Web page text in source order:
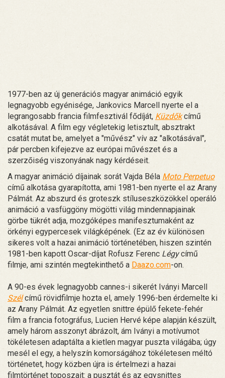
1977-ben az új generációs magyar animáció egyik
legnagyobb egyénisége, Jankovics Marcell nyerte el a
legrangosabb francia filmfesztivál fődíját, Küzdőkcímű
alkotásával. A film egy végletekig letisztult, absztrakt
csatát mutat be, amelyet a "művész" vív az "alkotásával",
pár percben kifejezve az európai művészet és a
szerzőiség viszonyának nagy kérdéseit.
A magyar animáció díjainak sorát Vajda Béla Moto Perpetuo
című alkotása gyarapította, ami 1981-ben nyerte el az Arany
Pálmát. Az abszurd és groteszk stíluseszközökkel operáló
animáció a vasfüggöny mögötti világ mindennapjainak
görbe tükrét adja, mozgóképes manifesztumaként az
örkényi egypercesek világképének. (Ez az év különösen
sikeres volt a hazai animáció történetében, hiszen szintén
1981-ben kapott Oscar-díjat Rofusz Ferenc Légycímű
filmje, ami szintén megtekinthető a Daazo.com-on.
A 90-es évek legnagyobb cannes-i sikerét Iványi Marcell
Szélcímű rövidfilmje hozta el, amely 1996-ben érdemelte ki
az Arany Pálmát. Az egyetlen snittre épülő fekete-fehér
film a francia fotográfus, Lucien Hervé képe alapján készült,
amely három asszonyt ábrázolt, ám Iványi a motívumot
tökéletesen adaptálta a kietlen magyar puszta világába; úgy
mesél el egy, a helyszín komorságához tökéletesen méltó
történetet, hogy közben újra is értelmezi a hazai
filmtörténet toposzait: a pusztát és az egysnittes